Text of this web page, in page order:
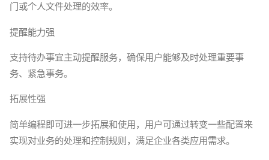
门或个人文件处理的效率。
提醒能力强
支持待办事宜主动提醒服务，确保用户能够及时处理重要事
务、紧急事务。
拓展性强
简单编程即可进一步拓展和使用，用户可通过转变一些配置来
实现对业务的处理和控制规则，满足企业各类应用需求。